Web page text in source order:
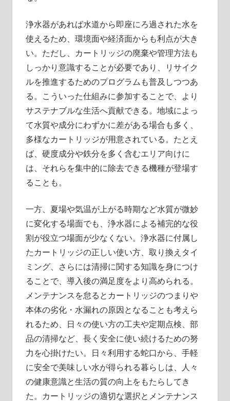
浄水器があれば水道から即座にろ過された水を
使えるため、環境面や経済面からも利点が大き
い。ただし、カートリッジの廃棄や管理方法も
しっかり意識することが必要であり、リサイク
ルを推進するためのプログラムも普及しつつあ
る。こういった仕組みに参加することで、より
サステナブルな生活へ貢献できる。地域によっ
て水質や成分にわずかに差がある場合も多く、
多様なカートリッジが用意されている。たとえ
ば、硬度成分や鉄分を多く含むエリア向けに
は、それらを集中的に除去できる機種が登場す
ることも。
一方、夏場や気温が上がる時期など水質が微妙
に変化する場面でも、浄水器による補完的な役
割が役立つ場面が少なくない。浄水器に付属し
たカートリッジの正しい使い方、取り換えタイ
ミング、さらには清掃に関する知識を身につけ
ることで、導入後の満足度をより高められる。
メンテナンスを怠るとカートリッジのつまりや
本体の劣化・水漏れの原因となることも考えら
れるため、日々の使い方の工夫や定期点検、部
品の清掃など、長く安全に使い続けるための努
力を心掛けたい。日々利用する蛇口から、手軽
に安全で美味しい水が得られる暮らしは、人々
の健康意識と生活の質の向上をもたらしてき
た。カートリッジの適切な選択とメンテナンス